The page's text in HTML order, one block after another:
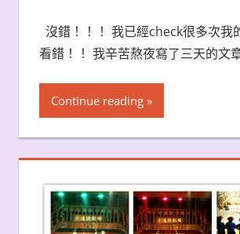
沒錯！！！ 我已經check很多次我
看錯！！ 我辛苦熬夜寫了三天的文
Continue reading